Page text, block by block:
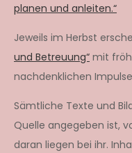
planen und anleiten.“
Jeweils im Herbst
und Betreuung“ mit
nachdenklichen
Sämtliche Texte und
Quelle angegeben ist,
daran liegen bei ihr.